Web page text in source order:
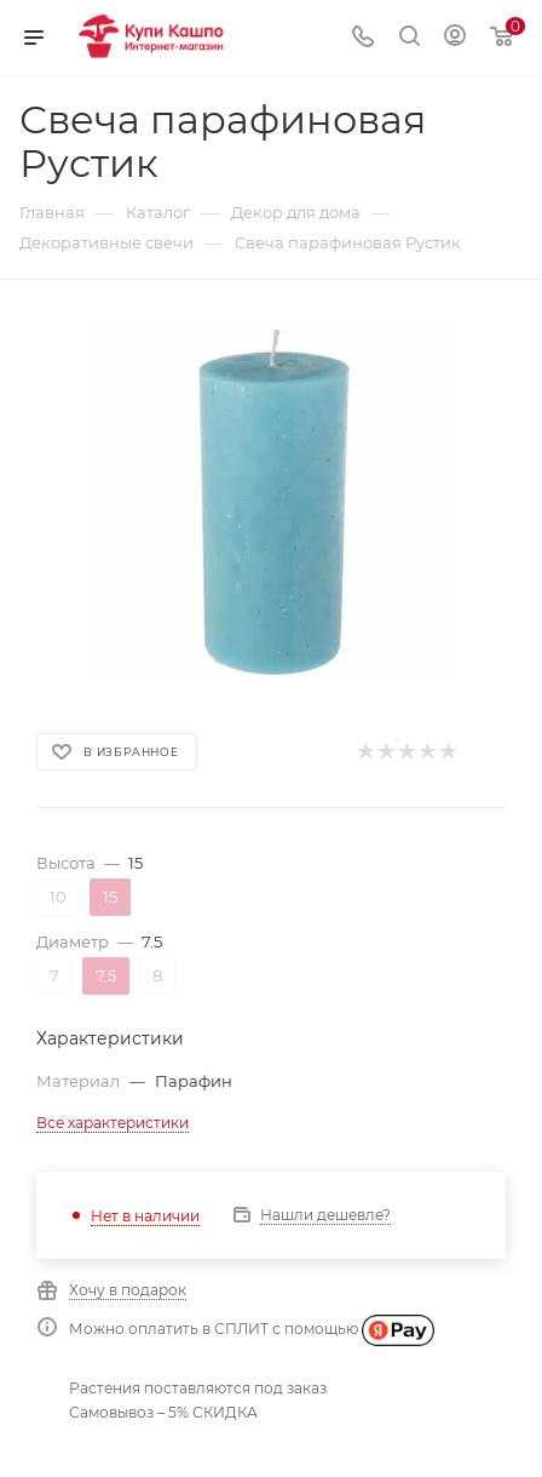
0
Свеча парафиновая
Рустик
Главная — Каталог — Декор для дома —
Декоративные свечи — Свеча парафиновая Рустик
В ИЗБРАННОЕ
Высота — 15
10
15
Диаметр — 7.5
7
7.5 8
Характеристики
Материал — Парафин
Все характеристики
Нет в наличии Нашли дешевле?
Хочу в подарок
Можно оплатить в СПЛИТ с помощью
Растения поставляются под заказ
Самовывоз – 5% СКИДКА